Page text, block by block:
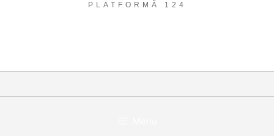
PLATFORMĂ 124